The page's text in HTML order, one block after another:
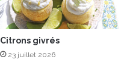
Citrons givrés
23 juillet 2026